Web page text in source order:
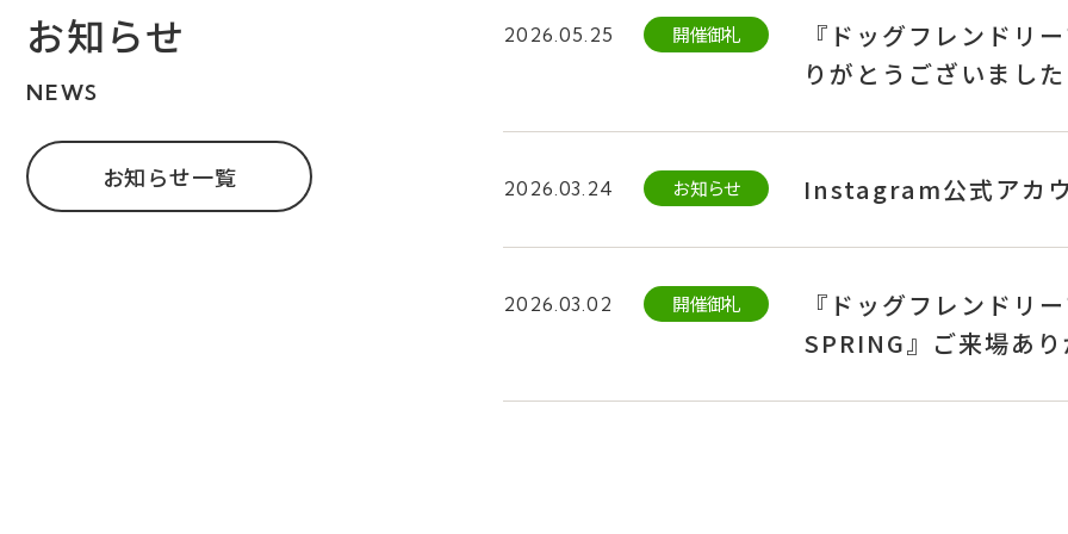
お知らせ
NEWS
2026.05.25 開催御礼
『ドッグフレンドリ
りがとうございまし
2026.03.24 お知らせ Instagram公式アカ
2026.03.02 開催御礼
『ドッグフレンドリ
SPRING』ご来場あ
お知らせ一覧